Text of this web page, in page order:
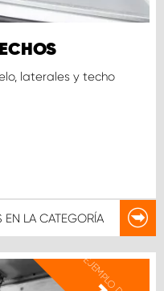
laterales y techo
EN LA CATEGORÍA